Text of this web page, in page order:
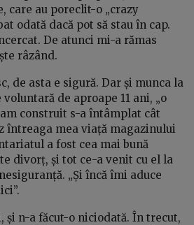
care au poreclit-o „crazy
odată dacă pot să stau în cap.
De atunci mi-a rămas
râzând.
de asta e sigură. Dar și munca la
de aproape 11 ani, „o
construit s-a întâmplat cât
întreaga mea viață magazinului
a fost cea mai bună
divorț, și tot ce-a venit cu el la
„Și încă îmi aduce
și n-a făcut-o niciodată. În trecut,